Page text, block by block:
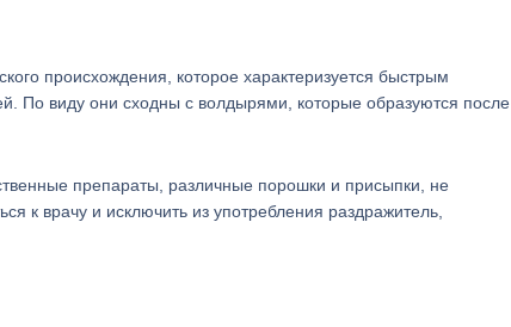
происхождения, которое характеризуется быстрым
По виду они сходны с волдырями, которые образуются после
препараты, различные порошки и присыпки, не
к врачу и исключить из употребления раздражитель,